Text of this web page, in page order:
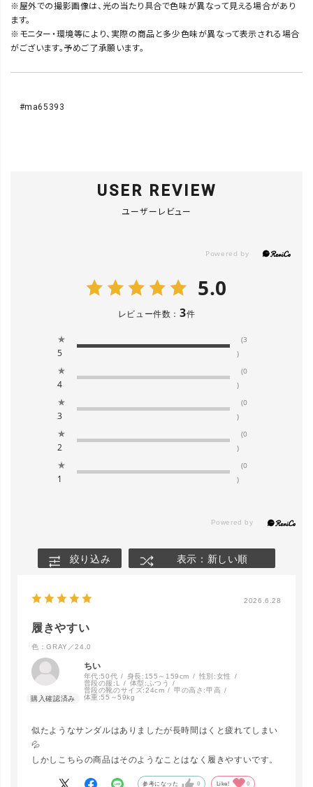
※屋外での撮影画像は、光の当たり具合で色味が異なって見える場合があり
ます。
※モニター・環境等により、実際の商品と多少色味が異なって表示される場合
がございます。予めご了承願います。
#ma65393
USER REVIEW
ユーザーレビュー
5.0
レビュー件数： 3件
★
5
(3
)
★
4
(0
)
★
3
(0
)
★
2
(0
)
★
1
(0
)
絞り込み 表示：新しい順
2026.6.28
履きやすい
色：GRAY／24.0
ちい
年代:50代 身長: 155～159cm 性別:女性
普段の服: L 体型:ふつう
普段の靴のサイズ:24cm 甲の高さ:甲高
体重:55～59kg
似たようなサンダルはありましたが長時間はくと疲れてしまい
💦
しかしこちらの商品はそのようなことはなく履きやすいです。
参考になった 0 Like! 0